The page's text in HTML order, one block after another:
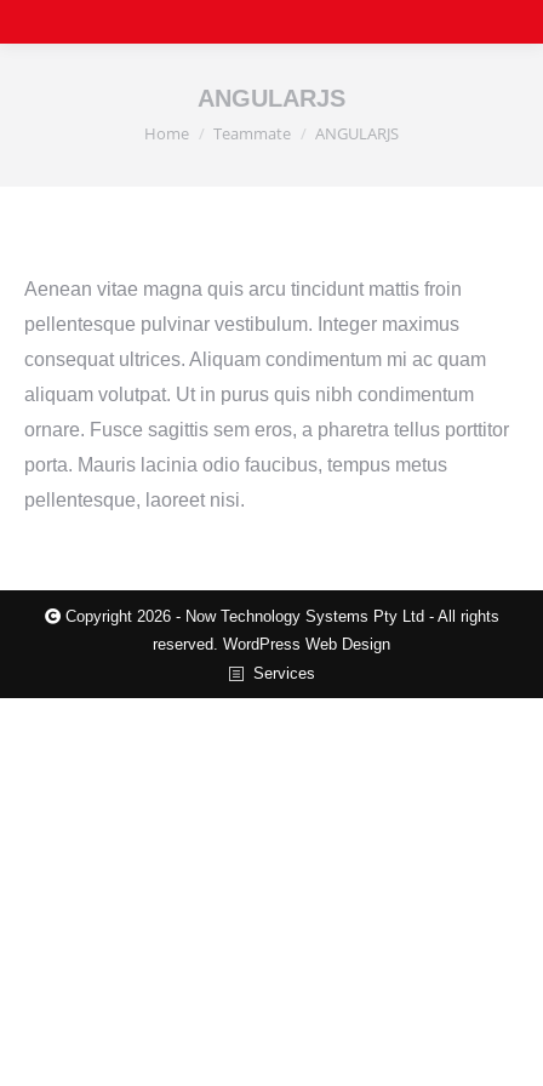
ANGULARJS
You are here:
Home Teammate ANGULARJS
Aenean vitae magna quis arcu tincidunt mattis froin
pellentesque pulvinar vestibulum. Integer maximus
consequat ultrices. Aliquam condimentum mi ac quam
aliquam volutpat. Ut in purus quis nibh condimentum
ornare. Fusce sagittis sem eros, a pharetra tellus porttitor
porta. Mauris lacinia odio faucibus, tempus metus
pellentesque, laoreet nisi.
Copyright 2026 - Now Technology Systems Pty Ltd - All rights
reserved. WordPress Web Design
Services